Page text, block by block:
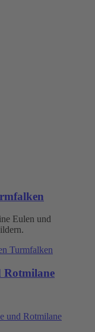
Eulen und
Turmfalken
Rotmilane
und Rotmilane